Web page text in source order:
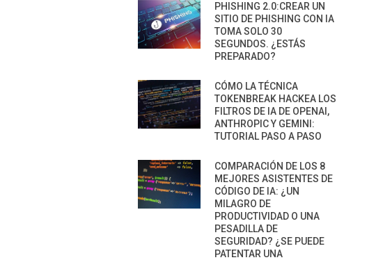
PHISHING 2.0:CREAR UN
SITIO DE PHISHING CON IA
TOMA SOLO 30
SEGUNDOS. ¿ESTÁS
PREPARADO?
CÓMO LA TÉCNICA
TOKENBREAK HACKEA LOS
FILTROS DE IA DE OPENAI,
ANTHROPIC Y GEMINI:
TUTORIAL PASO A PASO
COMPARACIÓN DE LOS 8
MEJORES ASISTENTES DE
CÓDIGO DE IA: ¿UN
MILAGRO DE
PRODUCTIVIDAD O UNA
PESADILLA DE
SEGURIDAD? ¿SE PUEDE
PATENTAR UNA